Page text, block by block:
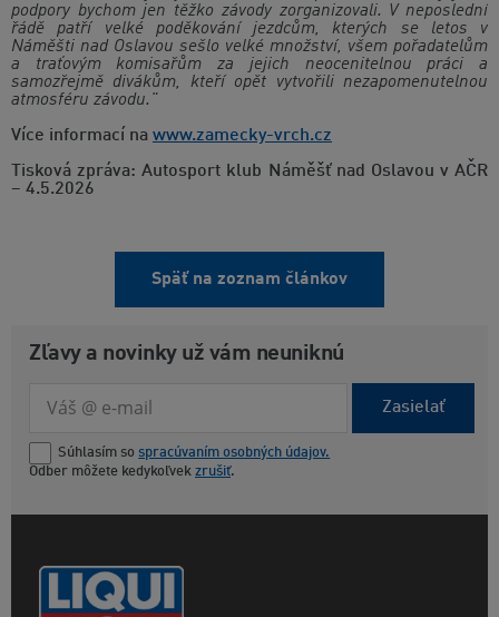
podpory bychom jen těžko závody zorganizovali. V neposlední
řádě patří velké poděkování jezdcům, kterých se letos v
Náměšti nad Oslavou sešlo velké množství, všem pořadatelům
a traťovým komisařům za jejich neocenitelnou práci a
samozřejmě divákům, kteří opět vytvořili nezapomenutelnou
atmosféru závodu."
Více informací na www.zamecky-vrch.cz
Tisková zpráva: Autosport klub Náměšť nad Oslavou v AČR
– 4.5.2026
Späť na zoznam článkov
Zľavy a novinky už vám neuniknú
Zasielať
Súhlasím so spracúvaním osobných údajov.
Odber môžete kedykoľvek zrušiť.